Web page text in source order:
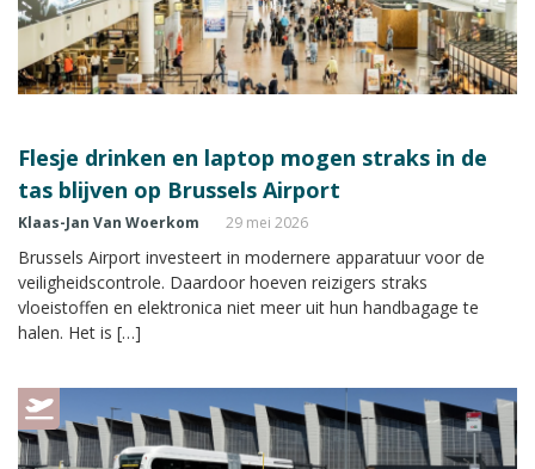
Flesje drinken en laptop mogen straks in de
tas blijven op Brussels Airport
Klaas-Jan Van Woerkom 29 mei 2026
Brussels Airport investeert in modernere apparatuur voor de
veiligheidscontrole. Daardoor hoeven reizigers straks
vloeistoffen en elektronica niet meer uit hun handbagage te
halen. Het is […]